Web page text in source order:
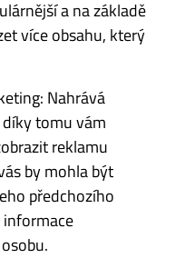
a na základě
více obsahu, který
Nahrává
tomu vám
reklamu
by mohla být
předchozího
informace